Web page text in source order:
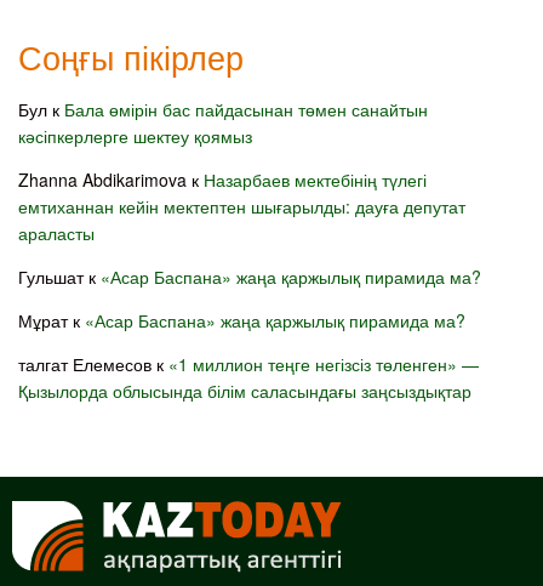
Соңғы пікірлер
Бул к Бала өмірін бас пайдасынан төмен санайтын
кәсіпкерлерге шектеу қоямыз
Zhanna Abdikarimova к Назарбаев мектебінің түлегі
емтиханнан кейін мектептен шығарылды: дауға депутат
араласты
Гульшатк «Асар Баспана» жаңа қаржылық пирамида ма?
Мұратк «Асар Баспана» жаңа қаржылық пирамида ма?
талгат Елемесов к «1 миллион теңге негізсіз төленген» —
Қызылорда облысында білім саласындағы заңсыздықтар